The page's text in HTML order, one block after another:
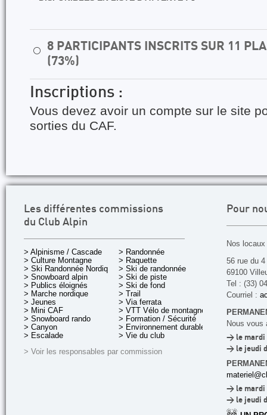
⚪
8 PARTICIPANTS INSCRITS SUR 11
(73%)
Inscriptions :
Vous devez avoir un compte sur le site
sorties du CAF.
Les différentes commissions
du Club Alpin
> Alpinisme / Cascade
> Culture Montagne
> Ski Randonnée Nordique
> Snowboard alpin
> Publics éloignés
> Marche nordique
> Jeunes
> Mini CAF
> Snowboard rando
> Canyon
> Escalade
> Randonnée
> Raquette
> Ski de randonnée
> Ski de piste
> Ski de fond
> Trail
> Via ferrata
> VTT Vélo de montagne
> Formation / Sécurité
> Environnement durable
> Vie du club
> Voir les responsables par commission
Pour
Nos
56 rue du
69100
Tel : (33)
Courriel :
Nous vous
> le mardi
> le jeudi
> le mardi
> le jeudi